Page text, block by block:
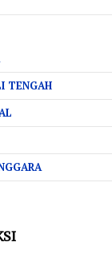
TENGAH